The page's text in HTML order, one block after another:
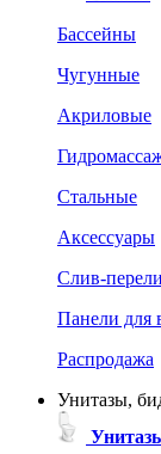
Бассейны
Чугунные
Акриловые
Стальные
Аксессуары
Слив-
Панели для
Распродажа
Унитазы,